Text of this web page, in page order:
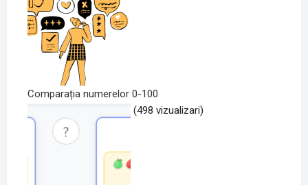
Comparația numerelor 0-100
(498 vizualizari)